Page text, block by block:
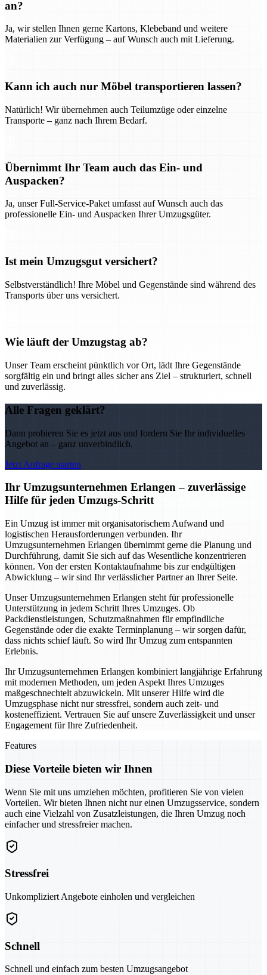
an?
Ja, wir stellen Ihnen gerne Kartons, Klebeband und weitere
Materialien zur Verfügung – auf Wunsch auch mit Lieferung.
Kann ich auch nur Möbel transportieren lassen?
Natürlich! Wir übernehmen auch Teilumzüge oder einzelne
Transporte – ganz nach Ihrem Bedarf.
Übernimmt Ihr Team auch das Ein- und
Auspacken?
Ja, unser Full-Service-Paket umfasst auf Wunsch auch das
professionelle Ein- und Auspacken Ihrer Umzugsgüter.
Ist mein Umzugsgut versichert?
Selbstverständlich! Ihre Möbel und Gegenstände sind während des
Transports über uns versichert.
Wie läuft der Umzugstag ab?
Unser Team erscheint pünktlich vor Ort, lädt Ihre Gegenstände
sorgfältig ein und bringt alles sicher ans Ziel – strukturiert, schnell
und zuverlässig.
Alle Fragen geklärt?
Dann probieren Sie es jetzt aus und fordern Sie Ihr individuelles
Angebot an – ganz unverbindlich.
Jetzt Anfrage starten
Ihr Umzugsunternehmen Erlangen – zuverlässige
Hilfe für jeden Umzugs-Schritt
Ein Umzug ist immer mit organisatorischem Aufwand und
logistischen Herausforderungen verbunden. Ihr
Umzugsunternehmen Erlangen übernimmt gerne die Planung und
Durchführung, damit Sie sich auf das Wesentliche konzentrieren
können. Von der ersten Kontaktaufnahme bis zur endgültigen
Abwicklung – wir sind Ihr verlässlicher Partner an Ihrer Seite.
Unser Umzugsunternehmen Erlangen steht für professionelle
Unterstützung in jedem Schritt Ihres Umzuges. Ob
Packdienstleistungen, Schutzmaßnahmen für empfindliche
Gegenstände oder die exakte Terminplanung – wir sorgen dafür,
dass nichts schief läuft. So wird Ihr Umzug zum entspannten
Erlebnis.
Ihr Umzugsunternehmen Erlangen kombiniert langjährige Erfahrung
mit modernen Methoden, um jeden Aspekt Ihres Umzuges
maßgeschnechtelt abzuwickeln. Mit unserer Hilfe wird die
Umzugsphase nicht nur stressfrei, sondern auch zeit- und
kosteneffizient. Vertrauen Sie auf unsere Zuverlässigkeit und unser
Engagement für Ihre Zufriedenheit.
Features
Diese Vorteile bieten wir Ihnen
Wenn Sie mit uns umziehen möchten, profitieren Sie von vielen
Vorteilen. Wir bieten Ihnen nicht nur einen Umzugsservice, sondern
auch eine Vielzahl von Zusatzleistungen, die Ihren Umzug noch
einfacher und stressfreier machen.
Stressfrei
Unkompliziert Angebote einholen und vergleichen
Schnell
Schnell und einfach zum besten Umzugsangebot